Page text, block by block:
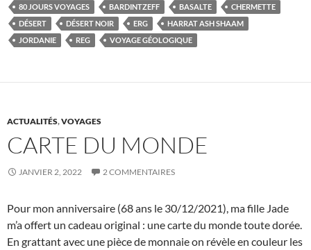
80 JOURS VOYAGES BARDINTZEFF BASALTE
CHERMETTE
DÉSERT
DÉSERT NOIR ERG
HARRAT ASH SHAAM
JORDANIE
REG VOYAGE GÉOLOGIQUE
ACTUALITÉS,VOYAGES
CARTE DU MONDE
JANVIER 2, 2022 2 COMMENTAIRES
Pour mon anniversaire (68 ans le 30/12/2021), ma fille Jade
m’a offert un cadeau original : une carte du monde toute dorée.
En grattant avec une pièce de monnaie on révèle en couleur les